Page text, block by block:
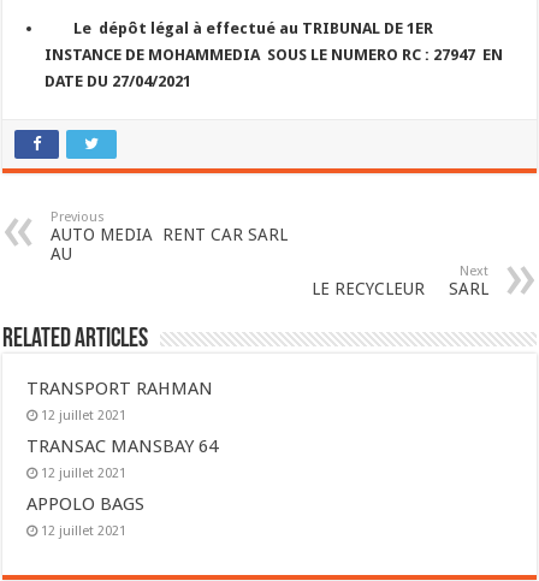
Le dépôt légal à effectué au TRIBUNAL DE 1 ER
INSTANCE DE MOHAMMEDIA SOUS LE NUMERO RC : 27947 EN
DATE DU 27/04/2021
Previous
AUTO MEDIA RENT CAR SARL
AU
Next
LE RECYCLEUR SARL
Related Articles
TRANSPORT RAHMAN
12 juillet 2021
TRANSAC MANSBAY 64
12 juillet 2021
APPOLO BAGS
12 juillet 2021